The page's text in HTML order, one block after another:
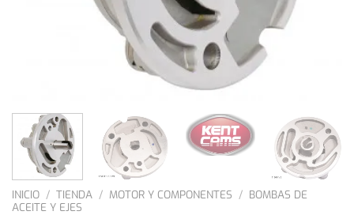
INICIO / TIENDA / MOTOR Y COMPONENTES / BOMBAS DE
ACEITE Y EJES